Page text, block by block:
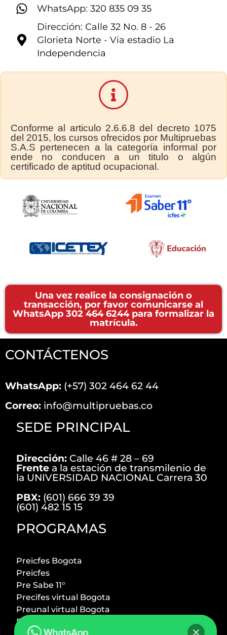
WhatsApp: 320 835 09 35
Dirección: Calle 32 No. 8 - 26
Glorieta Norte - Via estadio La
Independencia
Conforme al articulo 2.6.6.8 del decreto 1075
del 2015, los cursos ofrecidos por Multipruebas
S.A.S pertenecen a la categoría informal por
ende no conducen a un titulo o algún
certificado de aptitud ocupacional.
Una vez realice la consignación o
transacción, por favor comunicarse al
WhatsApp 302 464 6244 para formalizar la
matrícula.
CONTÁCTENOS
WhatsApp: (+57) 302 464 62 44
Correo: info@multipruebas.co
SEDE PRINCIPAL
Dirección: Calle 46 # 28 – 69
Frente a la estación de transmilenio de
la UNIVERSIDAD NACIONAL Carrera 30
PBX: (601) 666 39 39
(601) 482 15 15
PROGRAMAS
Preicfes Bogota
Preicfes
Pre Sabe 11°
Precifes virtual Bogota
Preunal virtual Bogota
Preicfes + Preuniversitario